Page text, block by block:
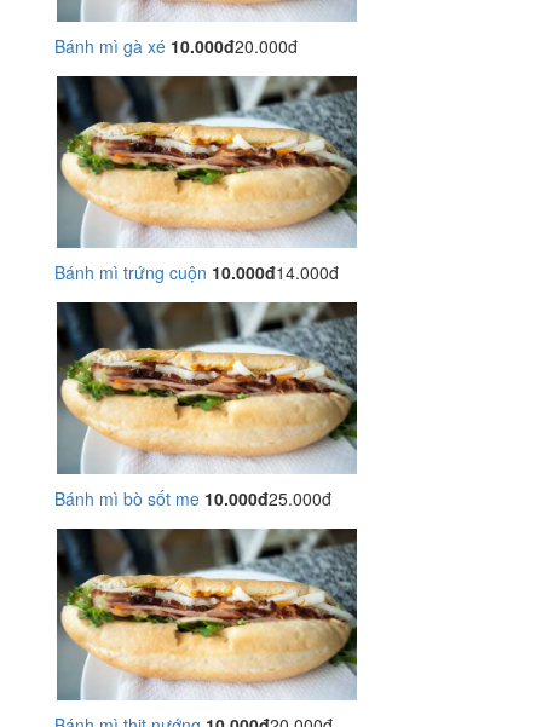
Bánh mì gà xé 10.000đ20.000đ
Bánh mì trứng cuộn 10.000đ14.000đ
Bánh mì bò sốt me 10.000đ25.000đ